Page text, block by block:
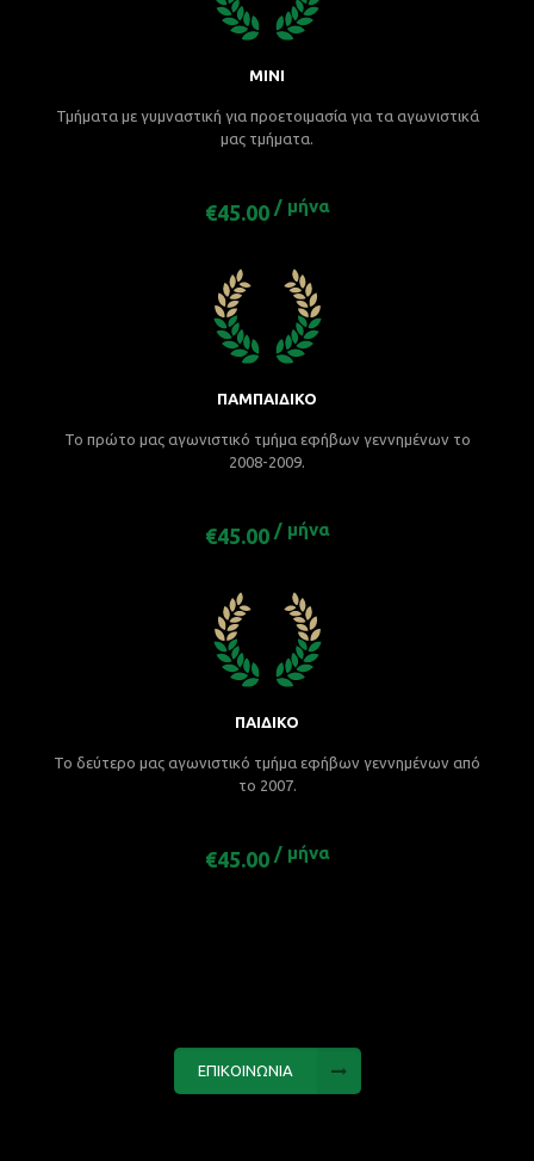
ΜΙΝΙ
Τμήματα με γυμναστική για προετοιμασία για τα αγωνιστικά
μας τμήματα.
€45.00/ μήνα
ΠΑΜΠΑΙΔΙΚΟ
Το πρώτο μας αγωνιστικό τμήμα εφήβων γεννημένων το
2008-2009.
€45.00/ μήνα
ΠΑΙΔΙΚΟ
Το δεύτερο μας αγωνιστικό τμήμα εφήβων γεννημένων από
το 2007.
€45.00/ μήνα
ΕΠΙΚΟΙΝΩΝΙΑ